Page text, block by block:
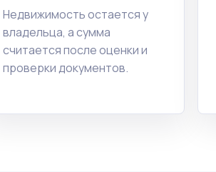
Недвижимость остается у
владельца, а сумма
считается после оценки и
проверки документов.